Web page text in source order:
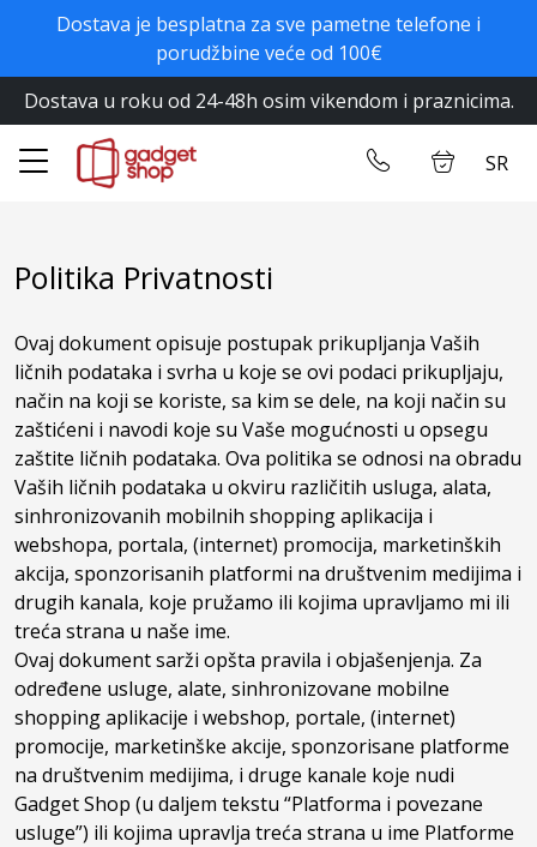
Dostava je besplatna za sve pametne telefone i
porudžbine veće od 100€
Dostava u roku od 24-48h osim vikendom i praznicima.
Početna
Prodavnica
Ulogujte se
SR
Politika Privatnosti
Ovaj dokument opisuje postupak prikupljanja Vaših
ličnih podataka i svrha u koje se ovi podaci prikupljaju,
način na koji se koriste, sa kim se dele, na koji način su
zaštićeni i navodi koje su Vaše mogućnosti u opsegu
zaštite ličnih podataka. Ova politika se odnosi na obradu
Vaših ličnih podataka u okviru različitih usluga, alata,
sinhronizovanih mobilnih shopping aplikacija i
webshopa, portala, (internet) promocija, marketinških
akcija, sponzorisanih platformi na društvenim medijima i
drugih kanala, koje pružamo ili kojima upravljamo mi ili
treća strana u naše ime.
Ovaj dokument sarži opšta pravila i objašenjenja. Za
određene usluge, alate, sinhronizovane mobilne
shopping aplikacije i webshop, portale, (internet)
promocije, marketinške akcije, sponzorisane platforme
na društvenim medijima, i druge kanale koje nudi
Gadget Shop (u daljem tekstu “Platforma i povezane
usluge”) ili kojima upravlja treća strana u ime Platforme